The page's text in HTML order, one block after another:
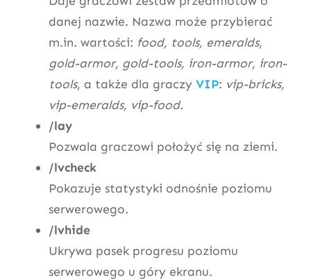
danej nazwie. Nazwa może przybierać
m.in. wartości: food, tools, emeralds,
gold-armor, gold-tools, iron-armor, iron-
tools, a także dla graczy VIP: vip-bricks,
vip-emeralds, vip-food.
/lay
Pozwala graczowi położyć się na ziemi.
/lvcheck
Pokazuje statystyki odnośnie poziomu
serwerowego.
/lvhide
Ukrywa pasek progresu poziomu
serwerowego u góry ekranu.